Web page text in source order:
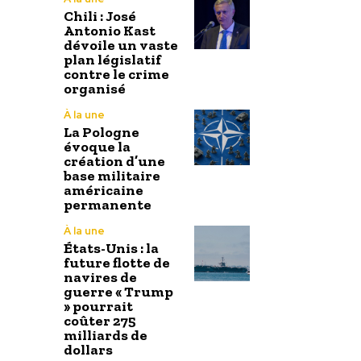
Chili : José
Antonio Kast
dévoile un vaste
plan législatif
contre le crime
organisé
À la une
La Pologne
évoque la
création d’une
base militaire
américaine
permanente
À la une
États-Unis : la
future flotte de
navires de
guerre « Trump
» pourrait
coûter 275
milliards de
dollars